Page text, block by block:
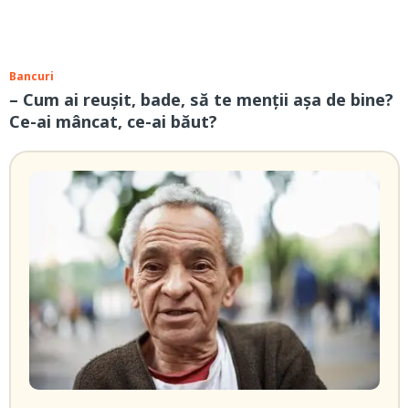
Bancuri
– Cum ai reușit, bade, să te menții așa de bine?
Ce-ai mâncat, ce-ai băut?